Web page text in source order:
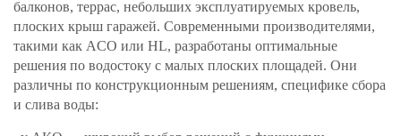
балконов, террас, небольших эксплуатируемых кровель,
плоских крыш гаражей. Современными производителями,
такими как ACO или НL, разработаны оптимальные
решения по водостоку с малых плоских площадей. Они
различны по конструкционным решениям, специфике сбора
и слива воды: